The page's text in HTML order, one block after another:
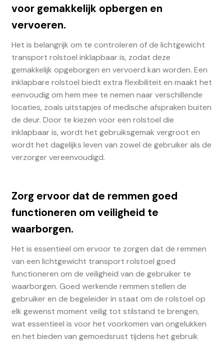
voor gemakkelijk opbergen en
vervoeren.
Het is belangrijk om te controleren of de lichtgewicht
transport rolstoel inklapbaar is, zodat deze
gemakkelijk opgeborgen en vervoerd kan worden. Een
inklapbare rolstoel biedt extra flexibiliteit en maakt het
eenvoudig om hem mee te nemen naar verschillende
locaties, zoals uitstapjes of medische afspraken buiten
de deur. Door te kiezen voor een rolstoel die
inklapbaar is, wordt het gebruiksgemak vergroot en
wordt het dagelijks leven van zowel de gebruiker als de
verzorger vereenvoudigd.
Zorg ervoor dat de remmen goed
functioneren om veiligheid te
waarborgen.
Het is essentieel om ervoor te zorgen dat de remmen
van een lichtgewicht transport rolstoel goed
functioneren om de veiligheid van de gebruiker te
waarborgen. Goed werkende remmen stellen de
gebruiker en de begeleider in staat om de rolstoel op
elk gewenst moment veilig tot stilstand te brengen,
wat essentieel is voor het voorkomen van ongelukken
en het bieden van gemoedsrust tijdens het gebruik